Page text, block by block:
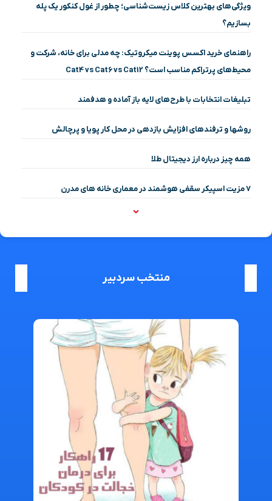
ویژگی‌های بهترین کلاس زیست‌شناسی؛ چطور از غول کنکور یک پله
بسازیم؟
راهنمای خرید اکسس پوینت میکروتیک: چه مدلی برای خانه، شرکت و
محیط‌های پرتراکم مناسب است؟ Cat4 vs Cat6 vs Cat12
تبلیغات انتخابات با طرح‌های لایه باز آماده و هدفمند
روشها و ترفندهای افزایش بازدهی در محل کار پویا و پرچالش
همه چیز درباره ارز دیجیتال طلا
۷ مزیت اسپیکر سقفی هوشمند در معماری خانه‌ های مدرن
منتخب سردبیر